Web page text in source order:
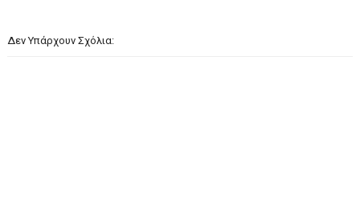
Δεν Υπάρχουν Σχόλια: